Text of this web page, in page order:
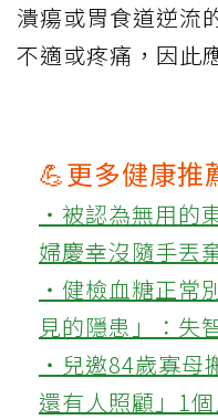
潰瘍或胃食道逆流
不適或疼痛，因此
💪更多健康推
‧被認為無用的
婦慶幸沒隨手丟
‧健檢血糖正常
見的隱患」：失
‧兒邀84歲寡母
還有人照顧」1